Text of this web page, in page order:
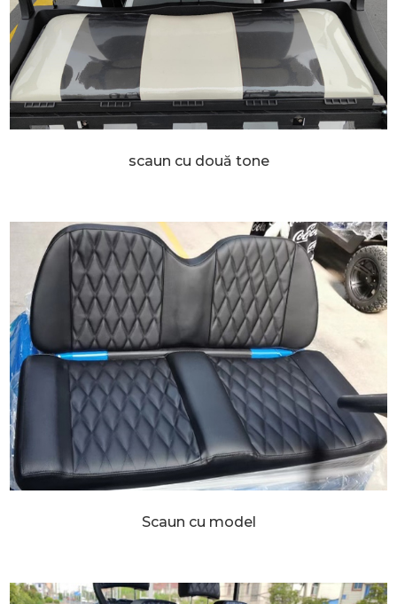
scaun cu două tone
Scaun cu model